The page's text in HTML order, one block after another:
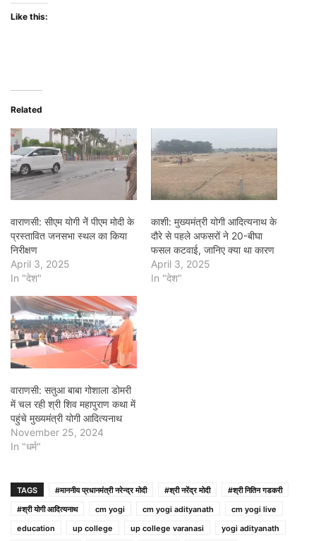
Like this:
Related
वाराणसी: सीएम योगी नेें पीएम मोदी के
प्रस्तावित जनसभा स्थल का किया
निरीक्षण
April 3, 2025
In "देश"
काशी: मुख्यमंत्री योगी आदित्यनाथ के
दौरे से पहले अफसरों ने 20-बीघा
फसल कटवाई, जानिए क्या था कारण
April 3, 2025
In "देश"
वाराणसी: सतुआ बाबा गोशाला डोमरी
में चल रही श्री शिव महापुराण कथा में
पहुंचे मुख्यमंत्री योगी आदित्यनाथ
November 25, 2024
In "धर्म"
TAGS #माननीय प्रधानमंत्री नरेन्‍द्र मोदी #श्री नरेंद्र मोदी
#श्री नितिन गडकरी
#श्री योगी आदित्यनाथ
cm yogi cm yogi adityanath
cm yogi live
education
up college up college varanasi
yogi adityanath